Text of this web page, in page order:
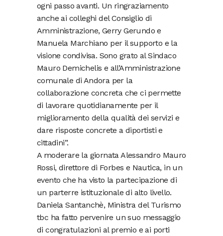
ogni passo avanti. Un ringraziamento
anche ai colleghi del Consiglio di
Amministrazione, Gerry Gerundo e
Manuela Marchiano per il supporto e la
visione condivisa. Sono grato al Sindaco
Mauro Demichelis e all’Amministrazione
comunale di Andora per la
collaborazione concreta che ci permette
di lavorare quotidianamente per il
miglioramento della qualità dei servizi e
dare risposte concrete a diportisti e
cittadini”.
A moderare la giornata Alessandro Mauro
Rossi, direttore di Forbes e Nautica, in un
evento che ha visto la partecipazione di
un parterre istituzionale di alto livello.
Daniela Santanchè, Ministra del Turismo
tbc ha fatto pervenire un suo messaggio
di congratulazioni al premio e ai porti